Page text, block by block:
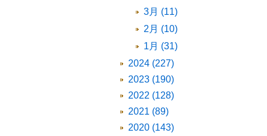
3月 (11)
2月 (10)
1月 (31)
2024 (227)
2023 (190)
2022 (128)
2021 (89)
2020 (143)